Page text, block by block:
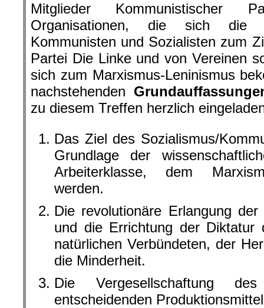
Mitglieder Kommunistischer
Organisationen, die sich die
Kommunisten und Sozialisten zum
Partei Die Linke und von Vereinen
sich zum Marxismus-Leninismus
nachstehenden
zu diesem Treffen herzlich
Das Ziel des Sozialismus/
Grundlage der
Arbeiterklasse, dem
werden.
Die revolutionäre Erlangung
und die Errichtung der Diktatur
natürlichen Verbündeten, der
die Minderheit.
Die Vergesellschaftung
entscheidenden